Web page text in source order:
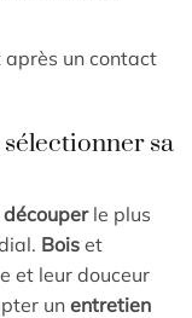
un contact
sa
le plus
Bois et
et leur douceur
un entretien